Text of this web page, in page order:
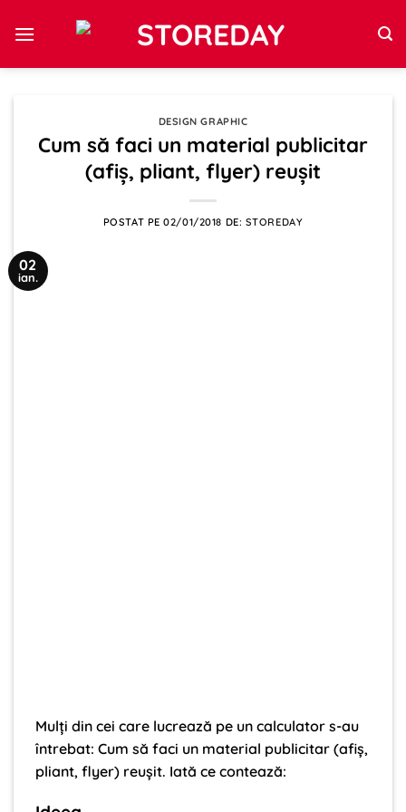
DESIGN GRAPHIC
Cum să faci un material publicitar
(afiș, pliant, flyer) reușit
POSTAT PE02/01/2018 DE: STOREDAY
02
ian.
Mulți din cei care lucrează pe un calculator s-au
întrebat: Cum să faci un material publicitar (afiș,
pliant, flyer) reușit. Iată ce contează: